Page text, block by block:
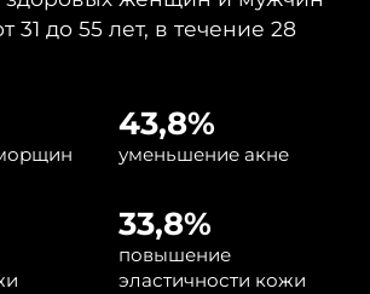
31 до 55 лет, в течение 28
43,8%
уменьшение акне
33,8%
повышение
эластичности кожи
8/8/26
Ожидаемая дата доставки
8/7/26
Ожидаемая дата доставки